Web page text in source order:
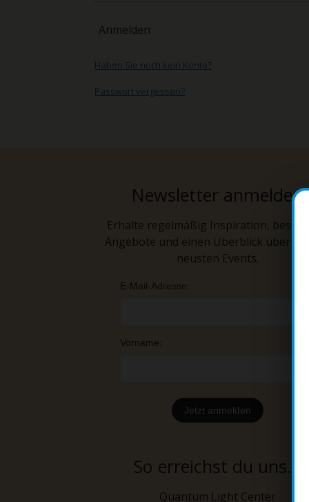
Anmelden
Haben Sie noch kein Konto?
Passwort vergessen?
Newsletter anmelden
Erhalte regelmäßig Inspiration,
Angebote und einen Überblick über
neusten Events.
E-Mail-Adresse:
Vorname:
So erreichst du uns...
Quantum Light Center